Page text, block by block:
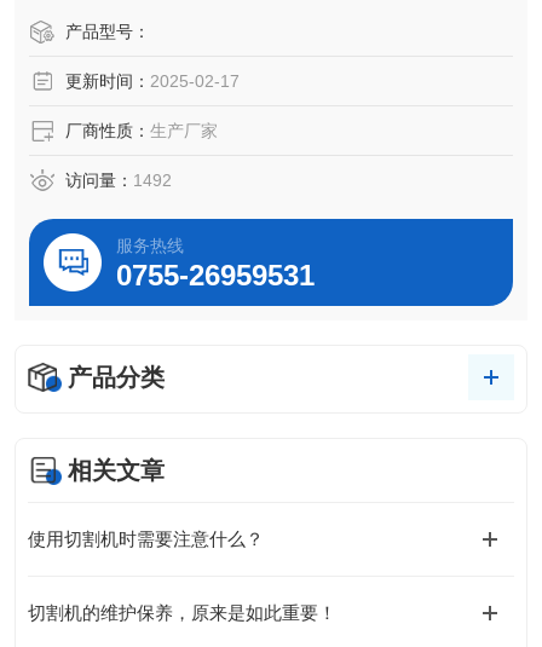
石、金属等材料的切割。可划切样品直径可达200mm，划切
产品型号：
更新时间： 2025-02-17
厂商性质： 生产厂家
访问量： 1492
服务热线
0755-26959531
产品分类
相关文章
使用切割机时需要注意什么？
切割机的维护保养，原来是如此重要！